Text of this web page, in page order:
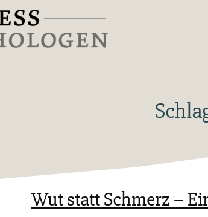
Wut statt Schmerz –